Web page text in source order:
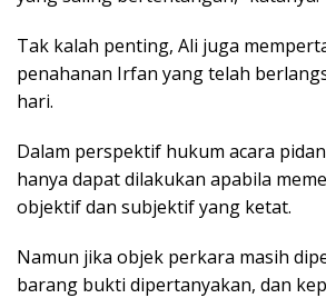
Tak kalah penting, Ali juga
penahanan Irfan yang telah
hari.
Dalam perspektif hukum acara
hanya dapat dilakukan apabila
objektif dan subjektif yang ketat.
Namun jika objek perkara masih
barang bukti dipertanyakan, dan